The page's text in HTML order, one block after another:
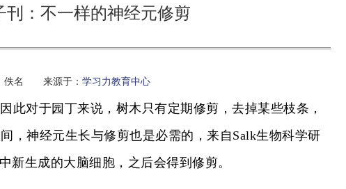
：不一样的神经元修剪
佚名 来源于： 学习力教育中心
对于园丁来说，树木只有定期修剪，去掉某些枝条，
，神经元生长与修剪也是必需的，来自Salk生物科学研
新生成的大脑细胞，之后会得到修剪。